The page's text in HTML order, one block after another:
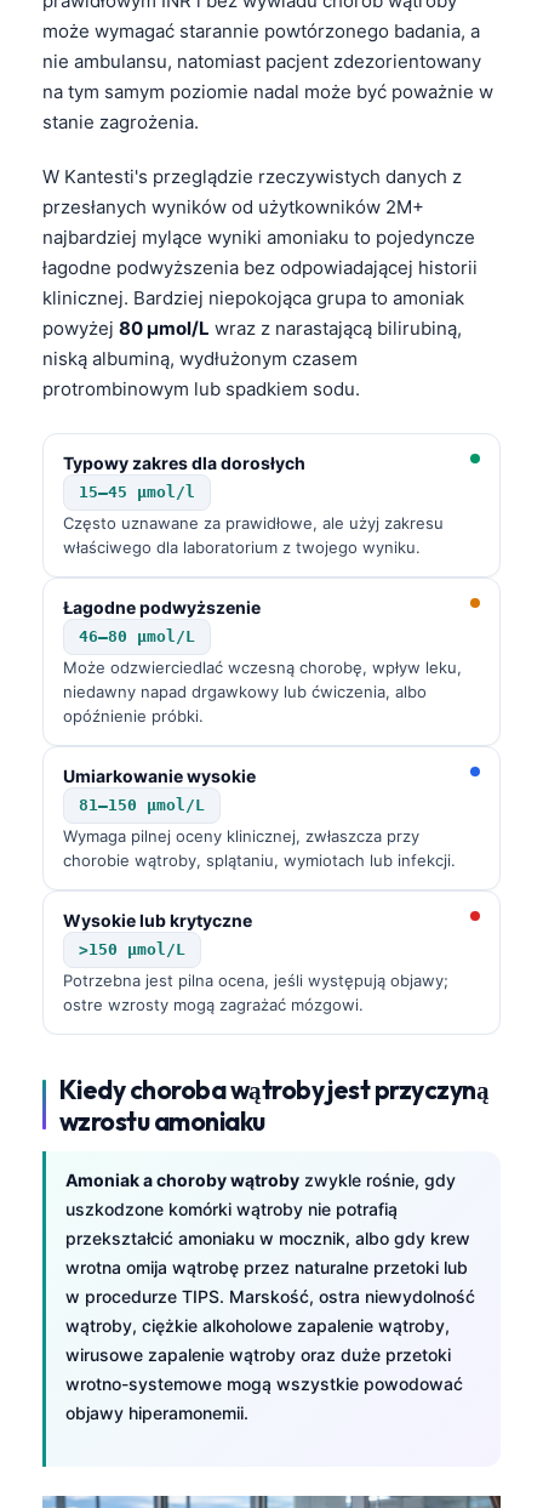
może wymagać starannie powtórzonego badania, a
nie ambulansu, natomiast pacjent zdezorientowany
na tym samym poziomie nadal może być poważnie w
stanie zagrożenia.
W Kantesti's przeglądzie rzeczywistych danych z
przesłanych wyników od użytkowników 2M+
najbardziej mylące wyniki amoniaku to pojedyncze
łagodne podwyższenia bez odpowiadającej historii
klinicznej. Bardziej niepokojąca grupa to amoniak
powyżej 80 µmol/L wraz z narastającą bilirubiną,
niską albuminą, wydłużonym czasem
protrombinowym lub spadkiem sodu.
Typowy zakres dla dorosłych
15–45 µmol/l
Często uznawane za prawidłowe, ale użyj zakresu
właściwego dla laboratorium z twojego wyniku.
Łagodne podwyższenie
46–80 µmol/L
Może odzwierciedlać wczesną chorobę, wpływ leku,
niedawny napad drgawkowy lub ćwiczenia, albo
opóźnienie próbki.
Umiarkowanie wysokie
81–150 µmol/L
Wymaga pilnej oceny klinicznej, zwłaszcza przy
chorobie wątroby, splątaniu, wymiotach lub infekcji.
Wysokie lub krytyczne
>150 µmol/L
Potrzebna jest pilna ocena, jeśli występują objawy;
ostre wzrosty mogą zagrażać mózgowi.
Kiedy choroba wątroby jest przyczyną
wzrostu amoniaku
Amoniak a choroby wątroby zwykle rośnie, gdy
uszkodzone komórki wątroby nie potrafią
przekształcić amoniaku w mocznik, albo gdy krew
wrotna omija wątrobę przez naturalne przetoki lub
w procedurze TIPS. Marskość, ostra niewydolność
wątroby, ciężkie alkoholowe zapalenie wątroby,
wirusowe zapalenie wątroby oraz duże przetoki
wrotno-systemowe mogą wszystkie powodować
objawy hiperamonemii.